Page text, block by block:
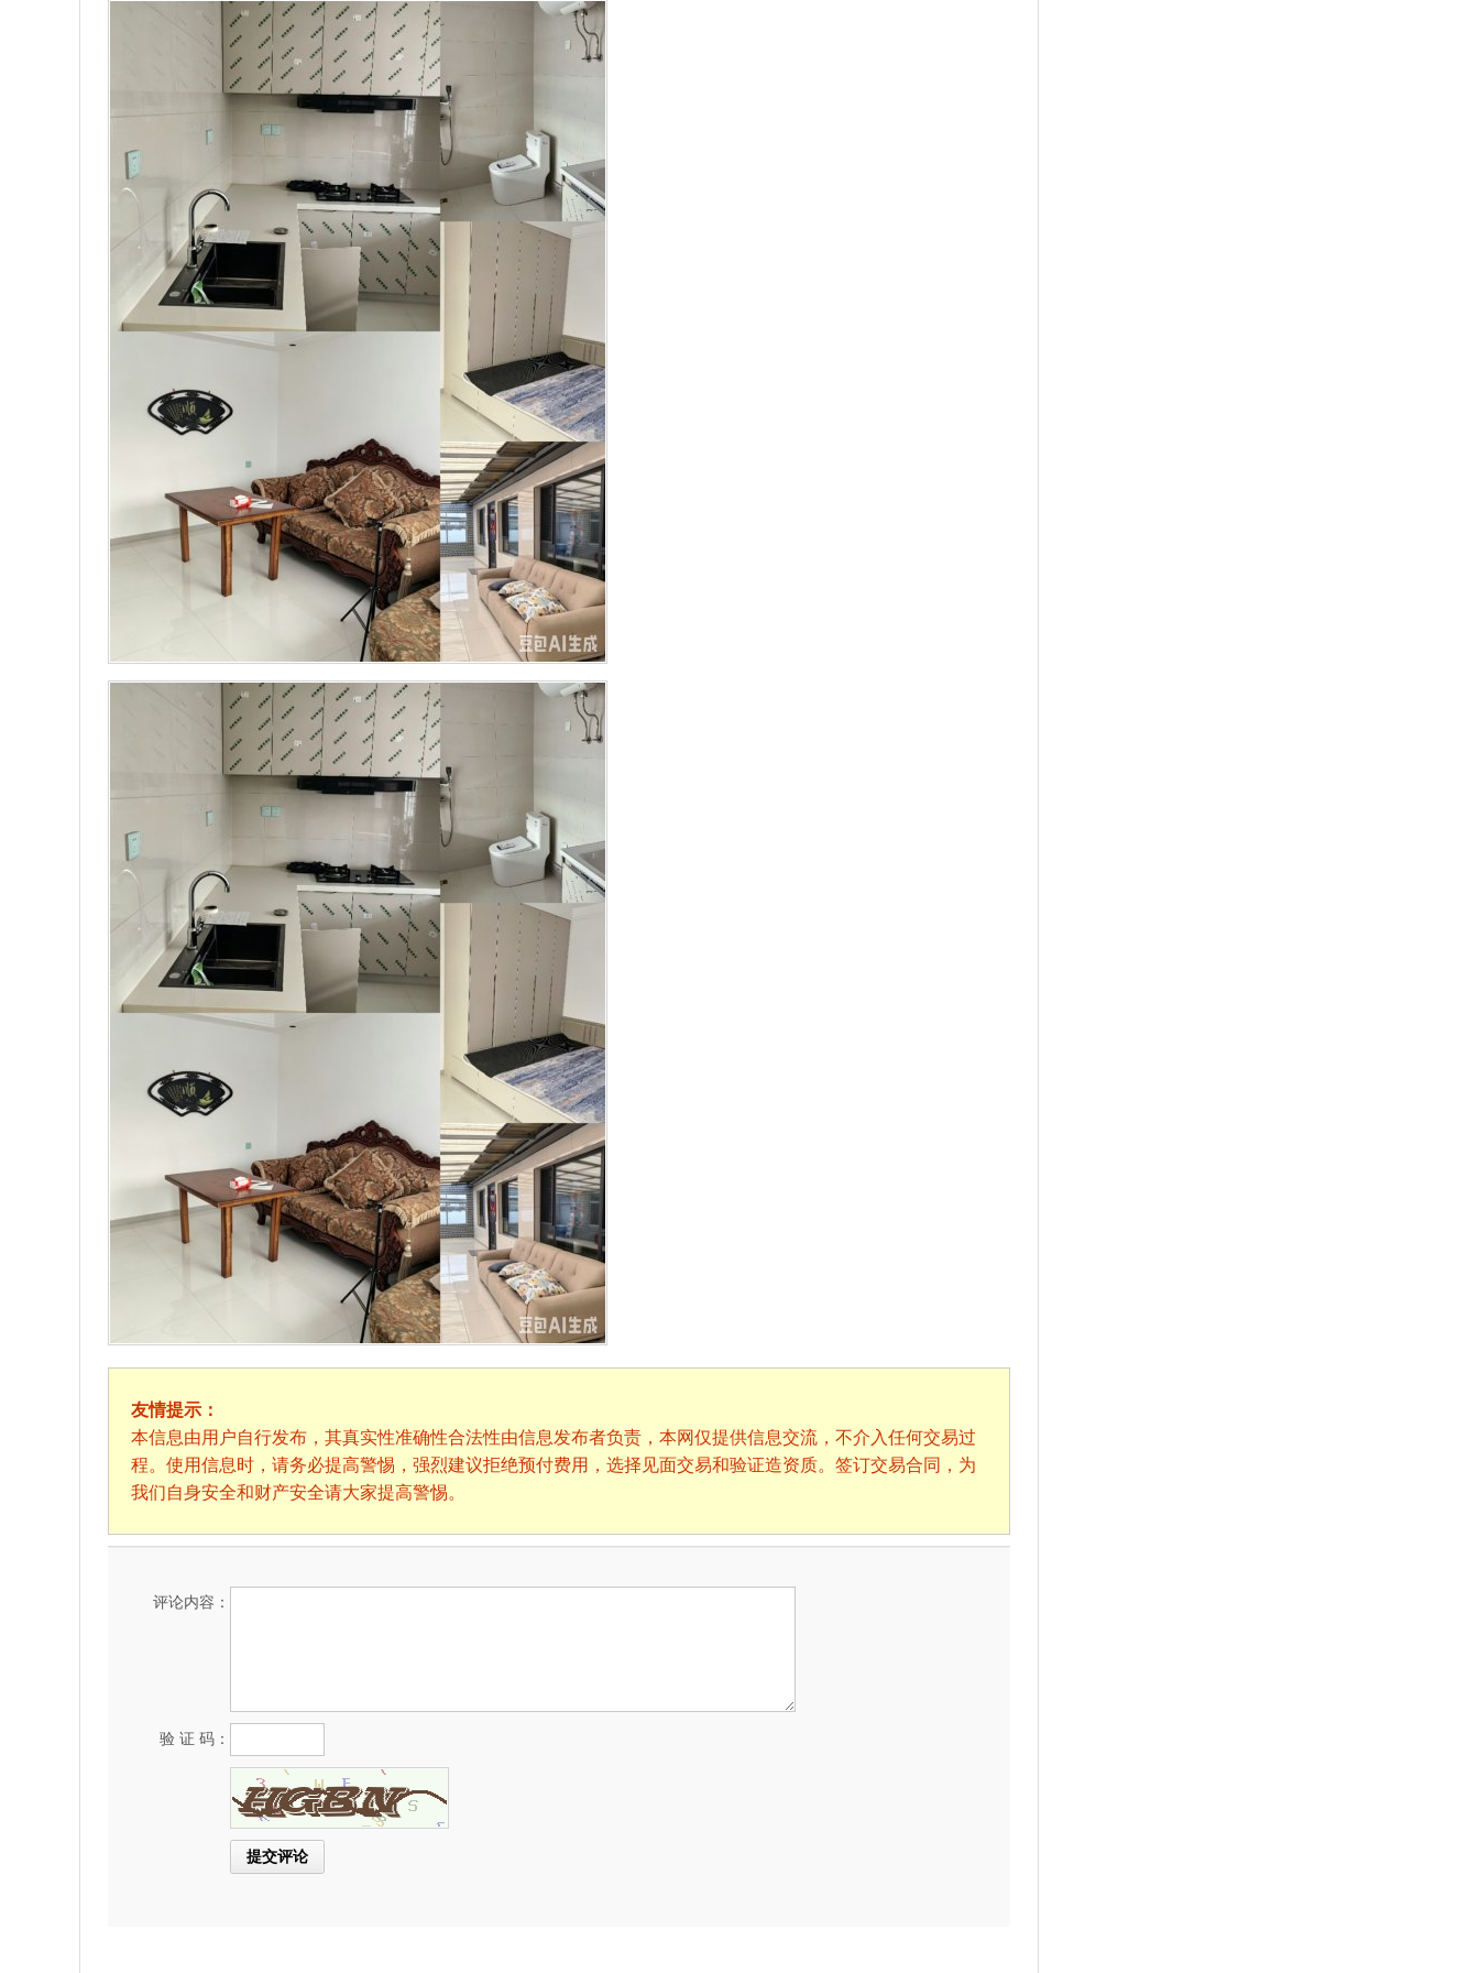
友情提示：
本信息由用户自行发布，其真实性准确性合法性由信息发布者负责，本网仅提供信息交流，不介入任何交易过
程。使用信息时，请务必提高警惕，强烈建议拒绝预付费用，选择见面交易和验证造资质。签订交易合同，为
我们自身安全和财产安全请大家提高警惕。
评论内容：
验 证 码：